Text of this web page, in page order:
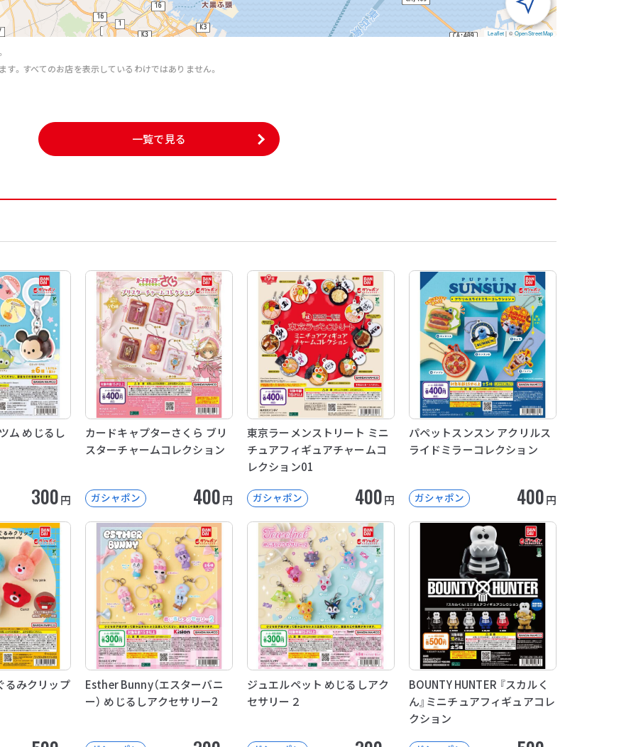
Leaflet | ©OpenStreetMap
。すべてのお店を表示しているわけではありません。
一覧で見る
ム めじるし
300円
カードキャプターさくら ブリ
スターチャームコレクション
ガシャポン 400円
東京ラーメンストリート ミニ
チュアフィギュアチャームコ
レクション01
ガシャポン 400円
パペットスンスン アクリルス
ライドミラーコレクション
ガシャポン 400円
みクリップ
Esther Bunny（エスターバニ
ー） めじるしアクセサリー2
ジュエルペット めじるしアク
セサリー２
BOUNTY HUNTER 『スカルく
ん』ミニチュアフィギュアコレ
クション